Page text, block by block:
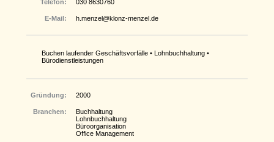
Telefon: 030 8630760
E-Mail: h.menzel@klonz-menzel.de
Buchen laufender Geschäftsvorfälle • Lohnbuchhaltung •
Bürodienstleistungen
Gründung: 2000
Branchen:
Buchhaltung
Lohnbuchhaltung
Büroorganisation
Office Management